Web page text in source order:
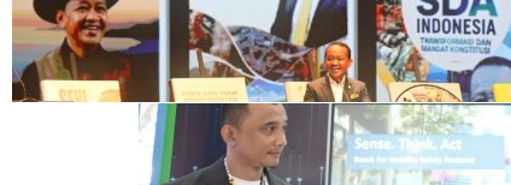
Bahlil Luncurkan 10 Buku
Rekam Jejak Kepemimpinan
dan Kebijakan
HEADLINES
TECHNOLOGY
Teknologi
Keselamatan,